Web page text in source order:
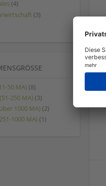
(4)
(3)
50 MA) (8)
250 MA) (3)
1000 MA) (2)
1000 MA) (1)